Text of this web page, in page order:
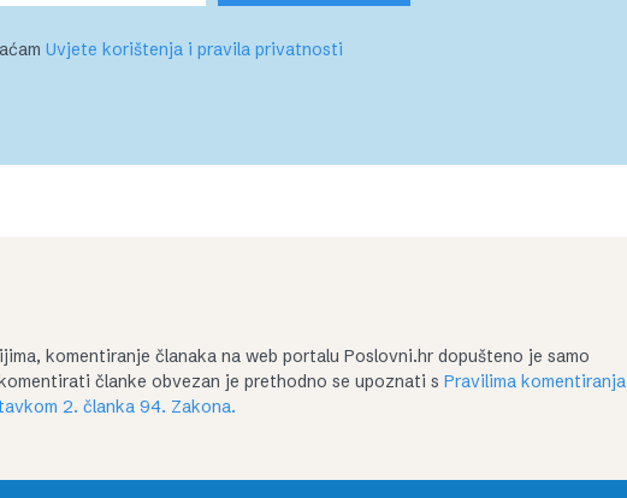
Uvjete korištenja i pravila privatnosti
komentiranje članaka na web portalu Poslovni.hr dopušteno je samo
članke obvezan je prethodno se upoznati s Pravilima komentiranja
2. članka 94. Zakona.